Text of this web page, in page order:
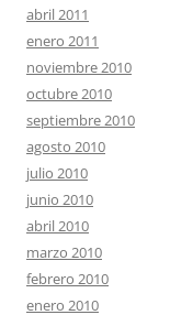
abril 2011
enero 2011
noviembre 2010
octubre 2010
septiembre 2010
agosto 2010
julio 2010
junio 2010
abril 2010
marzo 2010
febrero 2010
enero 2010